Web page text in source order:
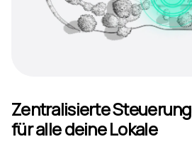
Zentralisierte Steuerung
für alle deine Lokale